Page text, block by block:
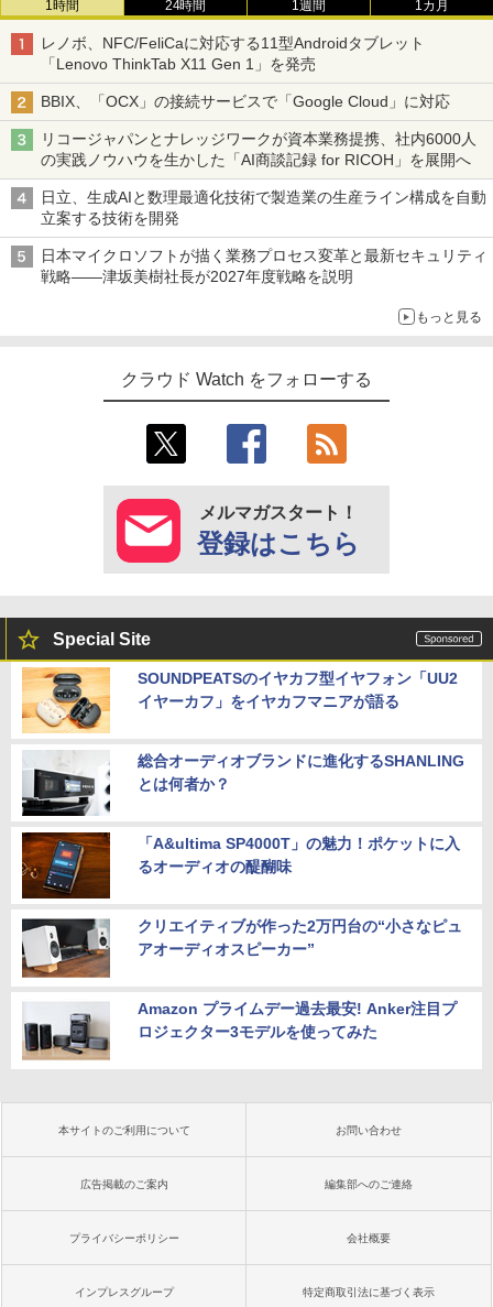
1時間 24時間 1週間 1カ月
レノボ、NFC/FeliCaに対応する11型Androidタブレット
「Lenovo ThinkTab X11 Gen 1」を発売
BBIX、「OCX」の接続サービスで「Google Cloud」に対応
リコージャパンとナレッジワークが資本業務提携、社内6000人
の実践ノウハウを生かした「AI商談記録 for RICOH」を展開へ
日立、生成AIと数理最適化技術で製造業の生産ライン構成を自動
立案する技術を開発
日本マイクロソフトが描く業務プロセス変革と最新セキュリティ
戦略――津坂美樹社長が2027年度戦略を説明
もっと見る
クラウド Watch をフォローする
メルマガスタート！
登録はこちら
Special Site
SOUNDPEATSのイヤカフ型イヤフォン「UU2
イヤーカフ」をイヤカフマニアが語る
総合オーディオブランドに進化するSHANLING
とは何者か？
「A&ultima SP4000T」の魅力！ポケットに入
るオーディオの醍醐味
クリエイティブが作った2万円台の“小さなピュ
アオーディオスピーカー”
Amazon プライムデー過去最安! Anker注目プ
ロジェクター3モデルを使ってみた
本サイトのご利用について お問い合わせ
広告掲載のご案内 編集部へのご連絡
プライバシーポリシー 会社概要
インプレスグループ 特定商取引法に基づく表示